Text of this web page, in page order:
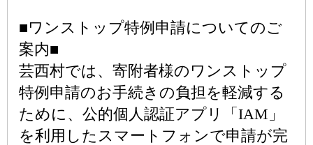
■ワンストップ特例申請についてのご
案内■
芸西村では、寄附者様のワンストップ
特例申請のお手続きの負担を軽減する
ために、公的個人認証アプリ「IAM」
を利用したスマートフォンで申請が完